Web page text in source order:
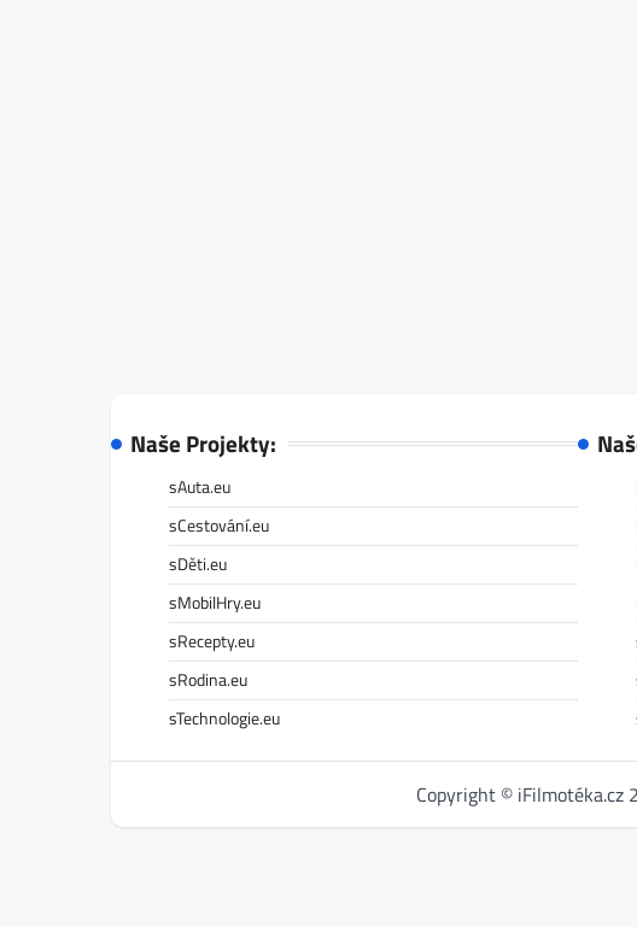
Naše Projekty:
sAuta.eu
sCestování.eu
sDěti.eu
sMobilHry.eu
sRecepty.eu
sRodina.eu
sTechnologie.eu
Copyright © iFilmotéka.cz